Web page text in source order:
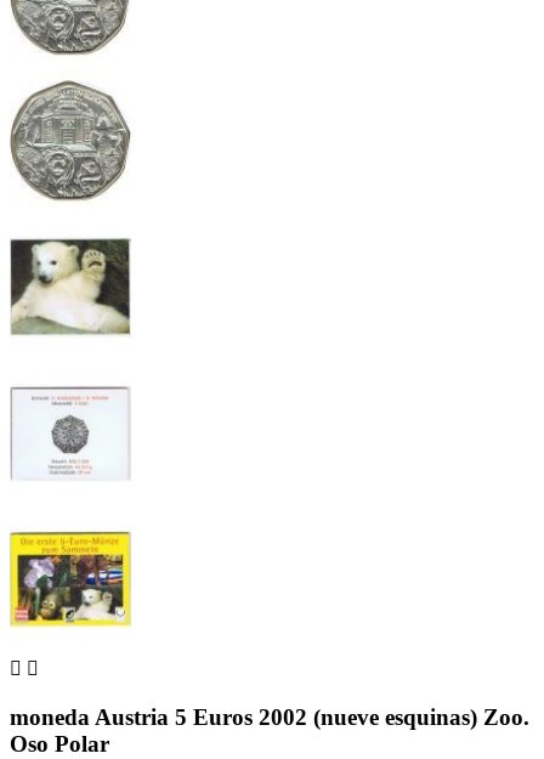
 
moneda Austria 5 Euros 2002 (nueve esquinas) Zoo.
Oso Polar